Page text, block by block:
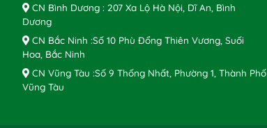
CN Bình Dương : 207 Xa Lộ Hà Nội, Dĩ An, Bình
Dương
CN Bắc Ninh :Số 10 Phù Đổng Thiên Vương, Suối
Hoa, Bắc Ninh
CN Vũng Tàu :Số 9 Thống Nhất, Phường 1, Thành Phố
Vũng Tàu